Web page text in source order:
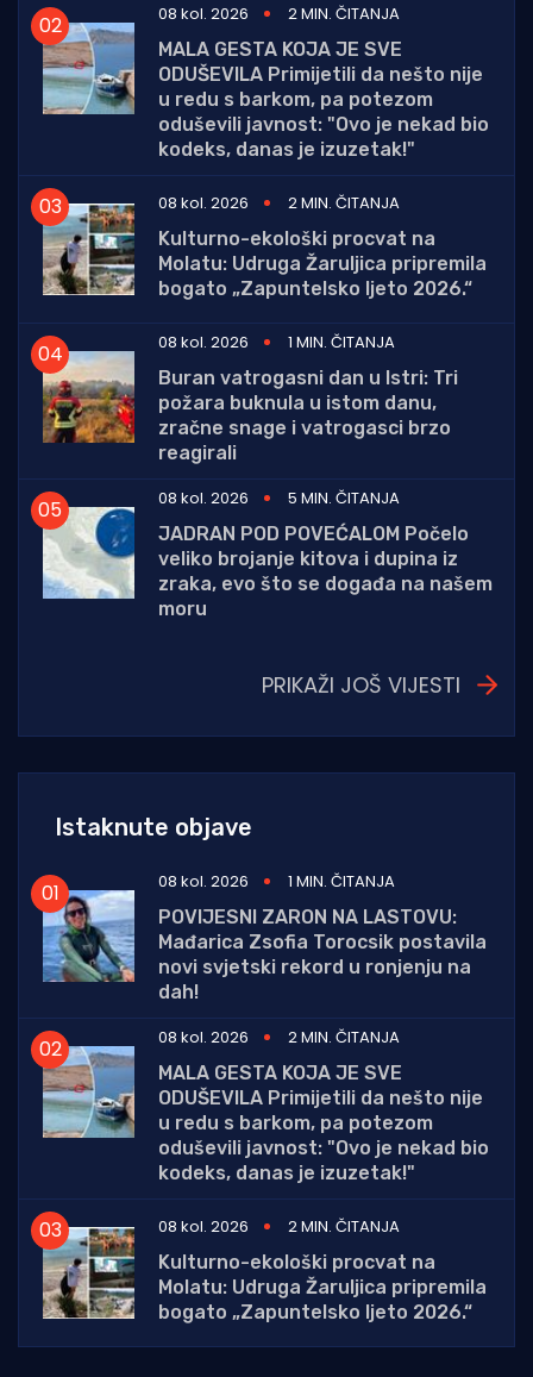
08 kol. 2026
2 MIN. ČITANJA
MALA GESTA KOJA JE SVE
ODUŠEVILA Primijetili da nešto nije
u redu s barkom, pa potezom
oduševili javnost: "Ovo je nekad bio
kodeks, danas je izuzetak!"
08 kol. 2026
2 MIN. ČITANJA
Kulturno-ekološki procvat na
Molatu: Udruga Žaruljica pripremila
bogato „Zapuntelsko ljeto 2026.“
08 kol. 2026
1 MIN. ČITANJA
Buran vatrogasni dan u Istri: Tri
požara buknula u istom danu,
zračne snage i vatrogasci brzo
reagirali
08 kol. 2026
5 MIN. ČITANJA
JADRAN POD POVEĆALOM Počelo
veliko brojanje kitova i dupina iz
zraka, evo što se događa na našem
moru
PRIKAŽI JOŠ VIJESTI
Istaknute objave
08 kol. 2026
1 MIN. ČITANJA
POVIJESNI ZARON NA LASTOVU:
Mađarica Zsofia Torocsik postavila
novi svjetski rekord u ronjenju na
dah!
08 kol. 2026
2 MIN. ČITANJA
MALA GESTA KOJA JE SVE
ODUŠEVILA Primijetili da nešto nije
u redu s barkom, pa potezom
oduševili javnost: "Ovo je nekad bio
kodeks, danas je izuzetak!"
08 kol. 2026
2 MIN. ČITANJA
Kulturno-ekološki procvat na
Molatu: Udruga Žaruljica pripremila
bogato „Zapuntelsko ljeto 2026.“